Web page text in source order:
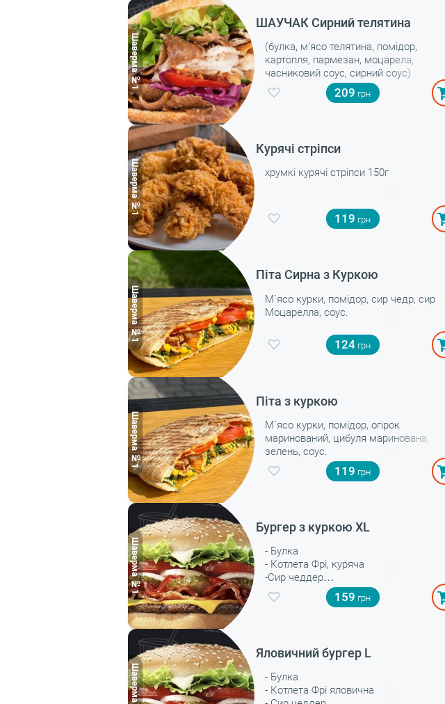
ШАУЧАК Сирний телятина
(булка, м’ясо телятина, помідор,
картопля, пармезан, моцарела,
часниковий соус, сирний соус)
209
Курячі стріпси
хрумкі курячі стріпси 150г
119
Піта Сирна з Куркою
М`ясо курки, помідор, сир чедр, сир
Моцарелла, соус.
124
Піта з куркою
М`ясо курки, помідор, огірок
маринований, цибуля маринована,
зелень, соус.
119
Бургер з куркою XL
- Булка
- Котлета Фрі, куряча
-Сир чеддер
- Лист салату
- Соус
159
Яловичний бургер L
- Булка
- Котлета Фрі яловична